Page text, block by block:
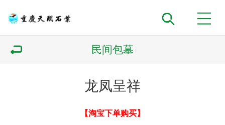
民间包墓
龙凤呈祥
【淘宝下单购买】